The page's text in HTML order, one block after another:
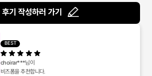
후기 작성하러 가기
BEST
choirar***님이
비즈폼을 추천합니다.